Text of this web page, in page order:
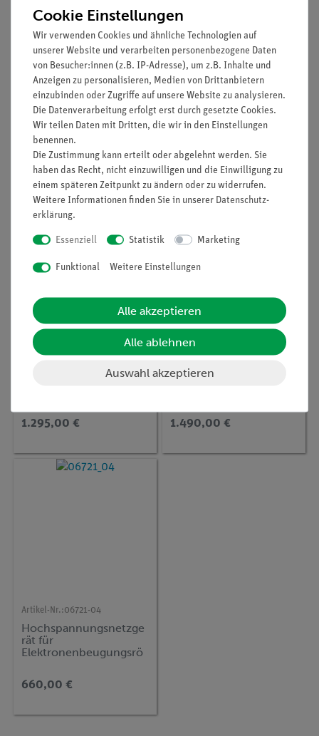
1.490,00 €
Filter
Top-Artikel
Artikel-Nr.:
Hochspannungsnetzge
10 kV, 2 mA
1.295,00 €
Artikel-Nr.:
PHYWE Netzgerät 1.5
kV DC, hochstabil
1.490,00 €
Artikel-Nr.:06721-04
Hochspannungsnetzge
rät für
Elektronenbeugungsrö
660,00 €
Cookie Einstellungen
Wir verwenden Cookies und ähnliche Technologien auf
unserer Website und verarbeiten personenbezogene Daten
von Besucher:innen (z.B. IP-Adresse), um z.B. Inhalte und
Anzeigen zu personalisieren, Medien von Drittanbietern
einzubinden oder Zugriffe auf unsere Website zu analysieren.
Die Datenverarbeitung erfolgt erst durch gesetzte Cookies.
Wir teilen Daten mit Dritten, die wir in den Einstellungen
benennen.
Die Zustimmung kann erteilt oder abgelehnt werden. Sie
haben das Recht, nicht einzuwilligen und die Einwilligung zu
einem späteren Zeitpunkt zu ändern oder zu widerrufen.
Weitere Informationen finden Sie in unserer Daten­schutz­
erklärung.
Essenziell Statistik Marketing
Funktional Weitere Einstellungen
Alle akzeptieren
Alle ablehnen
Auswahl akzeptieren